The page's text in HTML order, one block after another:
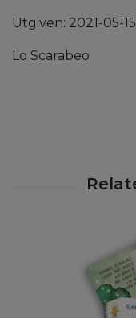
Utgiven: 2021-05-15
Lo Scarabeo